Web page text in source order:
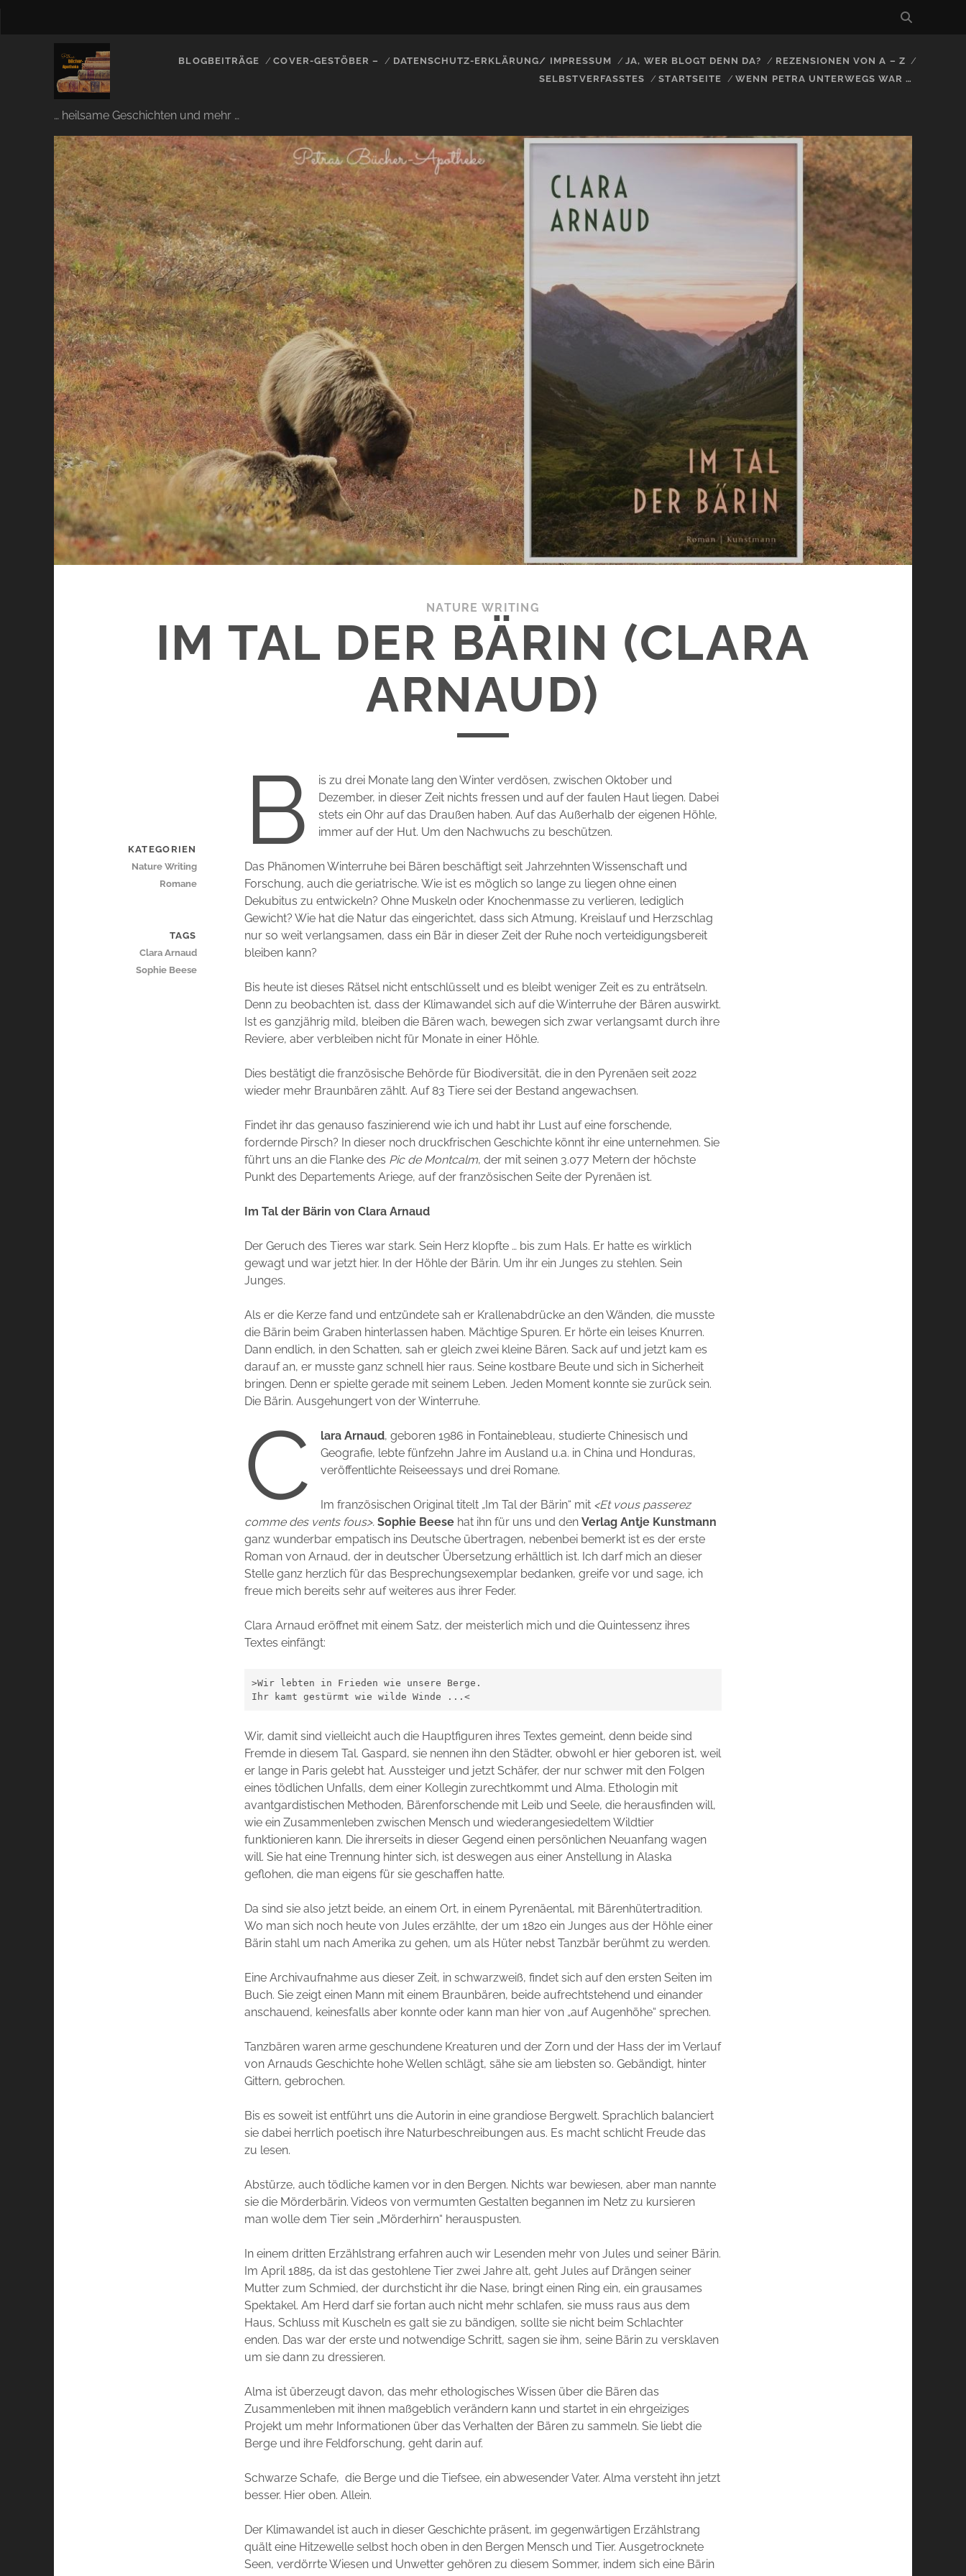
… heilsame Geschichten und mehr …
BLOGBEITRÄGE COVER-GESTÖBER – DATENSCHUTZ-ERKLÄRUNG/ IMPRESSUM JA, WER BLOGT DENN DA?
REZENSIONEN VON A – Z
SELBSTVERFASSTES
STARTSEITE WENN PETRA UNTERWEGS WAR …
NATURE WRITING
IM TAL DER BÄRIN (CLARA
ARNAUD)
B
is zu drei Monate lang den Winter verdösen, zwischen Oktober und
Dezember, in dieser Zeit nichts fressen und auf der faulen Haut liegen. Dabei
stets ein Ohr auf das Draußen haben. Auf das Außerhalb der eigenen Höhle,
immer auf der Hut. Um den Nachwuchs zu beschützen.
Das Phänomen Winterruhe bei Bären beschäftigt seit Jahrzehnten Wissenschaft und
Forschung, auch die geriatrische. Wie ist es möglich so lange zu liegen ohne einen
Dekubitus zu entwickeln? Ohne Muskeln oder Knochenmasse zu verlieren, lediglich
Gewicht? Wie hat die Natur das eingerichtet, dass sich Atmung, Kreislauf und Herzschlag
nur so weit verlangsamen, dass ein Bär in dieser Zeit der Ruhe noch verteidigungsbereit
bleiben kann?
Bis heute ist dieses Rätsel nicht entschlüsselt und es bleibt weniger Zeit es zu enträtseln.
Denn zu beobachten ist, dass der Klimawandel sich auf die Winterruhe der Bären auswirkt.
Ist es ganzjährig mild, bleiben die Bären wach, bewegen sich zwar verlangsamt durch ihre
Reviere, aber verbleiben nicht für Monate in einer Höhle.
Dies bestätigt die französische Behörde für Biodiversität, die in den Pyrenäen seit 2022
wieder mehr Braunbären zählt. Auf 83 Tiere sei der Bestand angewachsen.
Findet ihr das genauso faszinierend wie ich und habt ihr Lust auf eine forschende,
fordernde Pirsch? In dieser noch druckfrischen Geschichte könnt ihr eine unternehmen. Sie
führt uns an die Flanke des Pic de Montcalm, der mit seinen 3.077 Metern der höchste
Punkt des Departements Ariege, auf der französischen Seite der Pyrenäen ist.
Im Tal der Bärin von Clara Arnaud
Der Geruch des Tieres war stark. Sein Herz klopfte … bis zum Hals. Er hatte es wirklich
gewagt und war jetzt hier. In der Höhle der Bärin. Um ihr ein Junges zu stehlen. Sein
Junges.
Als er die Kerze fand und entzündete sah er Krallenabdrücke an den Wänden, die musste
die Bärin beim Graben hinterlassen haben. Mächtige Spuren. Er hörte ein leises Knurren.
Dann endlich, in den Schatten, sah er gleich zwei kleine Bären. Sack auf und jetzt kam es
darauf an, er musste ganz schnell hier raus. Seine kostbare Beute und sich in Sicherheit
bringen. Denn er spielte gerade mit seinem Leben. Jeden Moment konnte sie zurück sein.
Die Bärin. Ausgehungert von der Winterruhe.
C lara Arnaud, geboren 1986 in Fontainebleau, studierte Chinesisch und
Geografie, lebte fünfzehn Jahre im Ausland u.a. in China und Honduras,
veröffentlichte Reiseessays und drei Romane.
Im französischen Original titelt „Im Tal der Bärin“ mit <Et vous passerez
comme des vents fous>. Sophie Beese hat ihn für uns und denVerlag Antje Kunstmann
ganz wunderbar empatisch ins Deutsche übertragen, nebenbei bemerkt ist es der erste
Roman von Arnaud, der in deutscher Übersetzung erhältlich ist. Ich darf mich an dieser
Stelle ganz herzlich für das Besprechungsexemplar bedanken, greife vor und sage, ich
freue mich bereits sehr auf weiteres aus ihrer Feder.
Clara Arnaud eröffnet mit einem Satz, der meisterlich mich und die Quintessenz ihres
Textes einfängt:
>Wir lebten in Frieden wie unsere Berge.
Ihr kamt gestürmt wie wilde Winde ...<
Wir, damit sind vielleicht auch die Hauptfiguren ihres Textes gemeint, denn beide sind
Fremde in diesem Tal. Gaspard, sie nennen ihn den Städter, obwohl er hier geboren ist, weil
er lange in Paris gelebt hat. Aussteiger und jetzt Schäfer, der nur schwer mit den Folgen
eines tödlichen Unfalls, dem einer Kollegin zurechtkommt und Alma. Ethologin mit
avantgardistischen Methoden, Bärenforschende mit Leib und Seele, die herausfinden will,
wie ein Zusammenleben zwischen Mensch und wiederangesiedeltem Wildtier
funktionieren kann. Die ihrerseits in dieser Gegend einen persönlichen Neuanfang wagen
will. Sie hat eine Trennung hinter sich, ist deswegen aus einer Anstellung in Alaska
geflohen, die man eigens für sie geschaffen hatte.
Da sind sie also jetzt beide, an einem Ort, in einem Pyrenäental, mit Bärenhütertradition.
Wo man sich noch heute von Jules erzählte, der um 1820 ein Junges aus der Höhle einer
Bärin stahl um nach Amerika zu gehen, um als Hüter nebst Tanzbär berühmt zu werden.
Eine Archivaufnahme aus dieser Zeit, in schwarzweiß, findet sich auf den ersten Seiten im
Buch. Sie zeigt einen Mann mit einem Braunbären, beide aufrechtstehend und einander
anschauend, keinesfalls aber konnte oder kann man hier von „auf Augenhöhe“ sprechen.
Tanzbären waren arme geschundene Kreaturen und der Zorn und der Hass der im Verlauf
von Arnauds Geschichte hohe Wellen schlägt, sähe sie am liebsten so. Gebändigt, hinter
Gittern, gebrochen.
Bis es soweit ist entführt uns die Autorin in eine grandiose Bergwelt. Sprachlich balanciert
sie dabei herrlich poetisch ihre Naturbeschreibungen aus. Es macht schlicht Freude das
zu lesen.
Abstürze, auch tödliche kamen vor in den Bergen. Nichts war bewiesen, aber man nannte
sie die Mörderbärin. Videos von vermumten Gestalten begannen im Netz zu kursieren
man wolle dem Tier sein „Mörderhirn“ herauspusten.
In einem dritten Erzählstrang erfahren auch wir Lesenden mehr von Jules und seiner Bärin.
Im April 1885, da ist das gestohlene Tier zwei Jahre alt, geht Jules auf Drängen seiner
Mutter zum Schmied, der durchsticht ihr die Nase, bringt einen Ring ein, ein grausames
Spektakel. Am Herd darf sie fortan auch nicht mehr schlafen, sie muss raus aus dem
Haus, Schluss mit Kuscheln es galt sie zu bändigen, sollte sie nicht beim Schlachter
enden. Das war der erste und notwendige Schritt, sagen sie ihm, seine Bärin zu versklaven
um sie dann zu dressieren.
Alma ist überzeugt davon, das mehr ethologisches Wissen über die Bären das
Zusammenleben mit ihnen maßgeblich verändern kann und startet in ein ehrgeiziges
Projekt um mehr Informationen über das Verhalten der Bären zu sammeln. Sie liebt die
Berge und ihre Feldforschung, geht darin auf.
Schwarze Schafe, die Berge und die Tiefsee, ein abwesender Vater. Alma versteht ihn jetzt
besser. Hier oben. Allein.
Der Klimawandel ist auch in dieser Geschichte präsent, im gegenwärtigen Erzählstrang
quält eine Hitzewelle selbst hoch oben in den Bergen Mensch und Tier. Ausgetrocknete
Seen, verdörrte Wiesen und Unwetter gehören zu diesem Sommer, indem sich eine Bärin
KATEGORIEN
Nature Writing
Romane
TAGS
Clara Arnaud
Sophie Beese